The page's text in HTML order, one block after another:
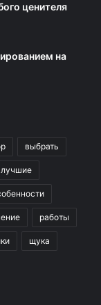
ценителя
на
выбрать
лучшие
работы
щука